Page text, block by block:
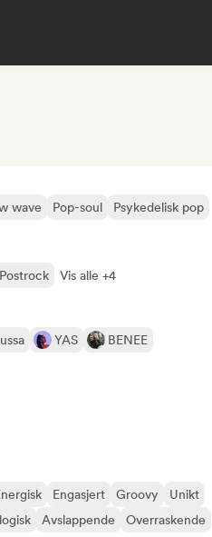
wave Pop-soul
Psykedelisk pop
Postrock Vis alle +4
YAS
BENEE
Engasjert Groovy
Unikt
Avslappende
Overraskende